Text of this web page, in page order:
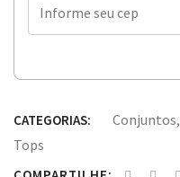
CATEGORIAS: Conjuntos,
Tops